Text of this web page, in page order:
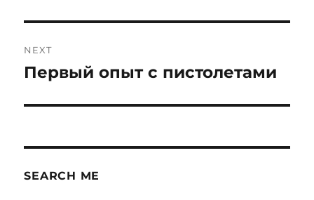
NEXT
Next
Первый опыт с пистолетами
SEARCH ME